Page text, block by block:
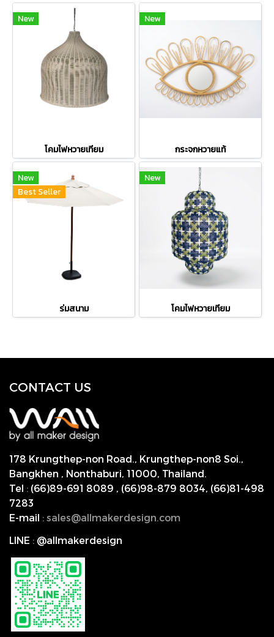
New
โคมไฟหวายเทียม
New
กระจกหวายแท้
New
Best Seller
ร่มสนาม
New
โคมไฟหวายเทียม
CONTACT US
178 Krungthep-non Road., Krungthep-non8 Soi.,
Bangkhen , Nonthaburi, 11000, Thailand.
Tel : (66)89-691 8089 , (66)98-879 8034, (66)81-498
7283
E-mail : sales@allmakerdesign.com
LINE : @allmakerdesign